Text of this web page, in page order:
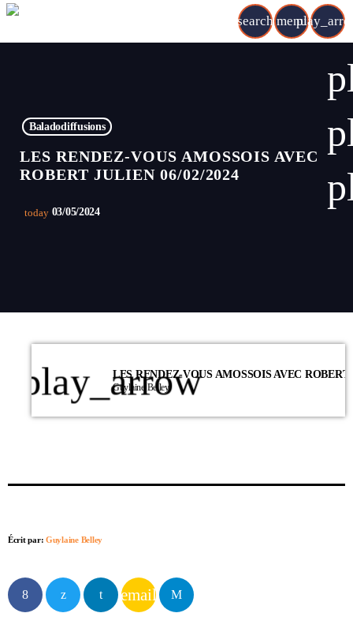
search menu
Baladodiffusions
LES RENDEZ-VOUS AMOSSOIS AVEC
ROBERT JULIEN 06/02/2024
today 03/05/2024
play_arrow
Guylaine Belley
Écrit par:Guylaine Belley
email